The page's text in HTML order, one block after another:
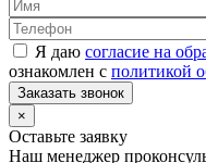
Я даю согласие на
ознакомлен с политикой
Заказать звонок
×
Оставьте заявку
Наш менеджер